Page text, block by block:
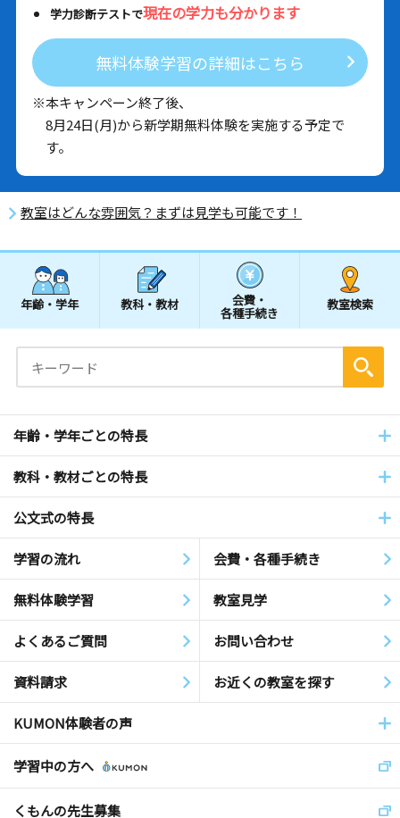
学力診断テストで現在の学力も分かります
無料体験学習の詳細はこちら
※本キャンペーン終了後、
8月24日(月)から新学期無料体験を実施する予定で
す。
教室はどんな雰囲気？まずは見学も可能です！
年齢・学年 教科・教材 会費・
各種手続き
教室検索
年齢・学年ごとの特長
教科・教材ごとの特長
公文式の特長
学習の流れ 会費・各種手続き
無料体験学習 教室見学
よくあるご質問 お問い合わせ
資料請求 お近くの教室を探す
KUMON体験者の声
学習中の方へ
くもんの先生募集